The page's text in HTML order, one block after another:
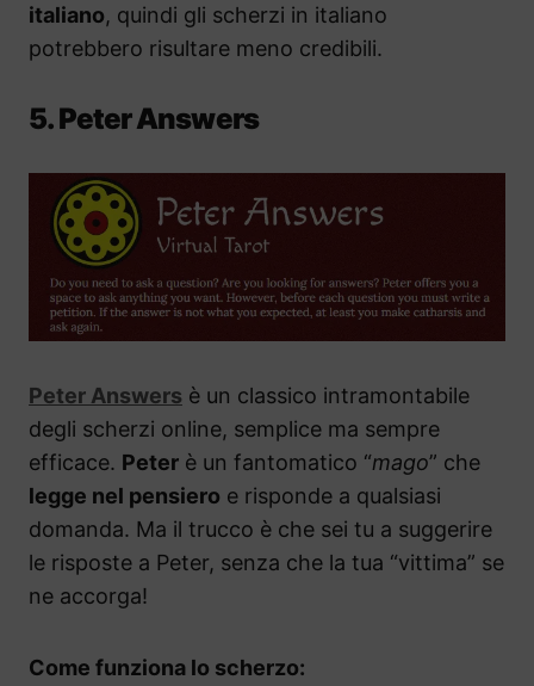
italiano, quindi gli scherzi in italiano
potrebbero risultare meno credibili.
5. Peter Answers
Peter Answers è un classico intramontabile
degli scherzi online, semplice ma sempre
efficace. Peter è un fantomatico “mago” che
legge nel pensiero e risponde a qualsiasi
domanda. Ma il trucco è che sei tu a suggerire
le risposte a Peter, senza che la tua “vittima” se
ne accorga!
Come funziona lo scherzo: